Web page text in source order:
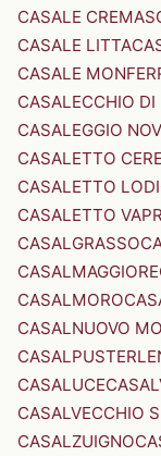
CASALE
CASALE LITTA
CASALE
CASALECCHIO DI
CASALEGGIO
CASALETTO
CASALETTO
CASALETTO
CASALGRASSO
CASALMAGGIORE
CASALMORO
CASALNUOVO
CASALUCE
CASALVECCHIO
CASALZUIGNO